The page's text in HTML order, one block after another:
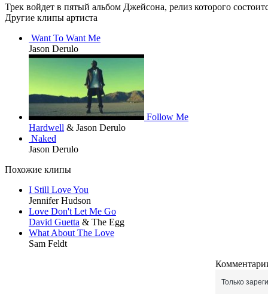
Трек войдет в пятый альбом Джейсона, релиз которого
Другие клипы артиста
Want To Want Me
Jason Derulo
Follow Me
Hardwell & Jason Derulo
Naked
Jason Derulo
Похожие клипы
I Still Love You
Jennifer Hudson
Love Don't Let Me Go
David Guetta & The Egg
What About The Love
Sam Feldt
Только